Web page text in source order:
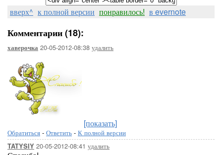
вверх^ к полной версии понравилось! в evernote
Комментарии (18):
хаверочка 20-05-2012-08:38 удалить
[показать]
Обратиться - Ответить - К полной версии
TATYSIY 20-05-2012-08:41 удалить